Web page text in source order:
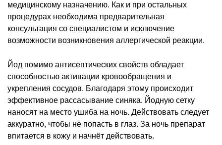
медицинскому назначению. Как и при остальных
процедурах необходима предварительная
консультация со специалистом и исключение
возможности возникновения аллергической реакции.
Йод помимо антисептических свойств обладает
способностью активации кровообращения и
укрепления сосудов. Благодаря этому происходит
эффективное рассасывание синяка. Йодную сетку
наносят на место ушиба на ночь. Действовать следует
аккуратно, чтобы не попасть в глаз. За ночь препарат
впитается в кожу и начнёт действовать.